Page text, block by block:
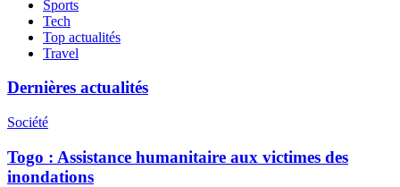
Sports
Tech
Top actualités
Travel
Dernières actualités
Société
Togo : Assistance humanitaire aux victimes des
inondations